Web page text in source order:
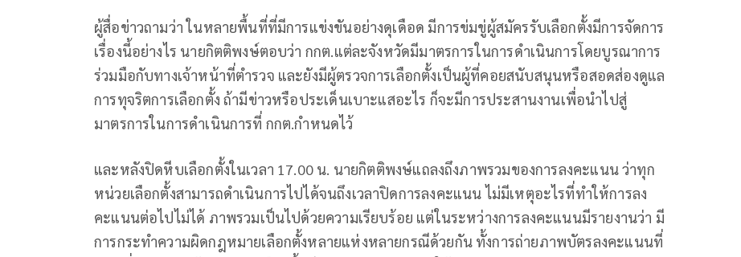
ผู้สื่อข่าวถามว่า ในหลายพื้นที่ที่มีการแข่งขันอย่างดุเดือด มีการข่มขู่ผู้สมัครรับเลือกตั้งมีการจัดการ
เรื่องนี้อย่างไร นายกิตติพงษ์ตอบว่า กกต.แต่ละจังหวัดมีมาตรการในการดำเนินการโดยบูรณาการ
ร่วมมือกับทางเจ้าหน้าที่ตำรวจ และยังมีผู้ตรวจการเลือกตั้งเป็นผู้ที่คอยสนับสนุนหรือสอดส่องดูแล
การทุจริตการเลือกตั้ง ถ้ามีข่าวหรือประเด็นเบาะแสอะไร ก็จะมีการประสานงานเพื่อนำไปสู่
มาตรการในการดำเนินการที่ กกต.กำหนดไว้
และหลังปิดหีบเลือกตั้งในเวลา 17.00 น. นายกิตติพงษ์แถลงถึงภาพรวมของการลงคะแนน ว่าทุก
หน่วยเลือกตั้งสามารถดำเนินการไปได้จนถึงเวลาปิดการลงคะแนน ไม่มีเหตุอะไรที่ทำให้การลง
คะแนนต่อไปไม่ได้ ภาพรวมเป็นไปด้วยความเรียบร้อย แต่ในระหว่างการลงคะแนนมีรายงานว่า มี
การกระทำความผิดกฎหมายเลือกตั้งหลายแห่งหลายกรณีด้วยกัน ทั้งการถ่ายภาพบัตรลงคะแนนที่